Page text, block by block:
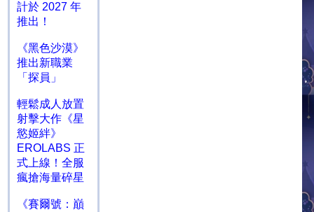
計於 2027 年
推出！
《黑色沙漠》
推出新職業
「探員」
輕鬆成人放置
射擊大作《星
慾姬絆》
EROLABS 正
式上線！全服
瘋搶海量碎星
《賽爾號：巔